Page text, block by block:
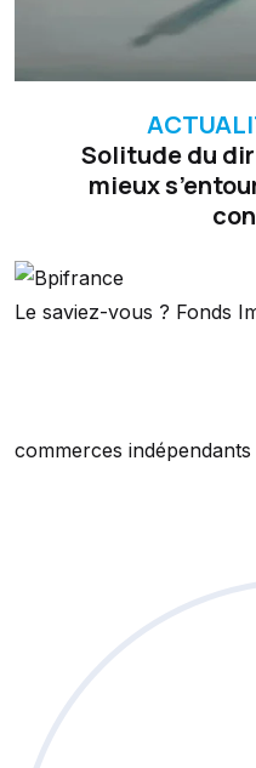
Solitude du
mieux
Le saviez-vous ? Fonds
commerces indépendants